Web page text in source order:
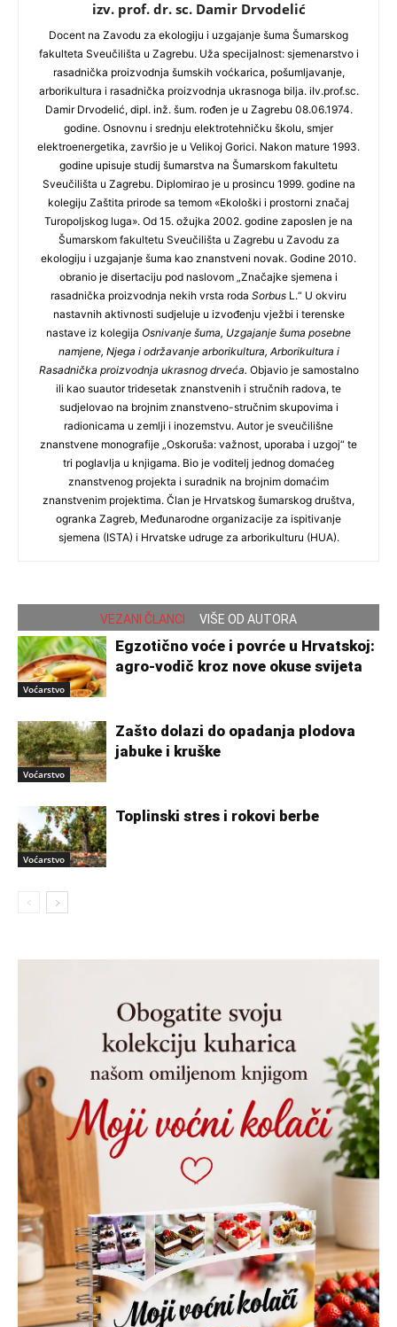
izv. prof. dr. sc. Damir Drvodelić
Docent na Zavodu za ekologiju i uzgajanje šuma Šumarskog
fakulteta Sveučilišta u Zagrebu. Uža specijalnost: sjemenarstvo i
rasadnička proizvodnja šumskih voćkarica, pošumljavanje,
arborikultura i rasadnička proizvodnja ukrasnoga bilja. iIv.prof.sc.
Damir Drvodelić, dipl. inž. šum. rođen je u Zagrebu 08.06.1974.
godine. Osnovnu i srednju elektrotehničku školu, smjer
elektroenergetika, završio je u Velikoj Gorici. Nakon mature 1993.
godine upisuje studij šumarstva na Šumarskom fakultetu
Sveučilišta u Zagrebu. Diplomirao je u prosincu 1999. godine na
kolegiju Zaštita prirode sa temom «Ekološki i prostorni značaj
Turopoljskog luga». Od 15. ožujka 2002. godine zaposlen je na
Šumarskom fakultetu Sveučilišta u Zagrebu u Zavodu za
ekologiju i uzgajanje šuma kao znanstveni novak. Godine 2010.
obranio je disertaciju pod naslovom „Značajke sjemena i
rasadnička proizvodnja nekih vrsta roda Sorbus L.“ U okviru
nastavnih aktivnosti sudjeluje u izvođenju vježbi i terenske
nastave iz kolegija Osnivanje šuma, Uzgajanje šuma posebne
namjene, Njega i održavanje arborikultura, Arborikultura i
Rasadnička proizvodnja ukrasnog drveća. Objavio je samostalno
ili kao suautor tridesetak znanstvenih i stručnih radova, te
sudjelovao na brojnim znanstveno-stručnim skupovima i
radionicama u zemlji i inozemstvu. Autor je sveučilišne
znanstvene monografije „Oskoruša: važnost, uporaba i uzgoj“ te
tri poglavlja u knjigama. Bio je voditelj jednog domaćeg
znanstvenog projekta i suradnik na brojnim domaćim
znanstvenim projektima. Član je Hrvatskog šumarskog društva,
ogranka Zagreb, Međunarodne organizacije za ispitivanje
sjemena (ISTA) i Hrvatske udruge za arborikulturu (HUA).
VEZANI ČLANCI VIŠE OD AUTORA
Voćarstvo
Egzotično voće i povrće u Hrvatskoj:
agro-vodič kroz nove okuse svijeta
Voćarstvo
Zašto dolazi do opadanja plodova
jabuke i kruške
Voćarstvo
Toplinski stres i rokovi berbe